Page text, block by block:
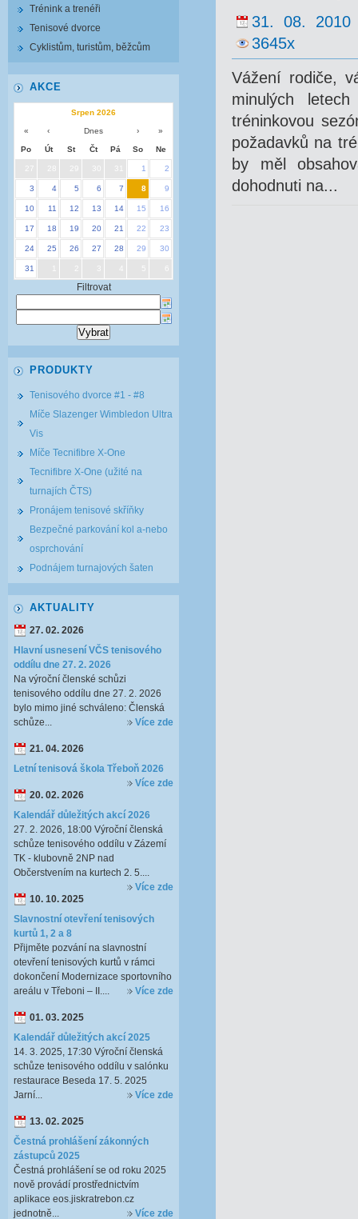
31. 08. 2010
3645x
Vážení rodiče,
minulých
tréninkovou
požadavků na
by měl
dohodnuti na...
Trénink a trenéři
Tenisové dvorce
Cyklistům, turistům, běžcům
AKCE
Srpen 2026
« ‹ Dnes › »
Po Út St Čt Pá So Ne
27 29 30 31 1 2
3 4 5 6 7 8 9
10 11 12 13 14 15 16
17 18 19 20 21 22 23
24 25 26 27 28 29 30
31 3 5
Filtrovat
PRODUKTY
Tenisového dvorce #1 - #8
Míče Slazenger Wimbledon Ultra
Vis
Míče Tecnifibre X-One
Tecnifibre X-One (užité na
turnajích ČTS)
Pronájem tenisové skříňky
Bezpečné parkování kol a-nebo
osprchování
Podnájem turnajových šaten
AKTUALITY
27. 02. 2026
Hlavní usnesení VČS tenisového
oddílu dne 27. 2. 2026
Na výroční členské schůzi
tenisového oddílu dne 27. 2. 2026
bylo mimo jiné schváleno: Členská
schůze...
Více zde
21. 04. 2026
Letní tenisová škola Třeboň 2026
Více zde
20. 02. 2026
Kalendář důležitých akcí 2026
27. 2. 2026, 18:00 Výroční členská
schůze tenisového oddílu v Zázemí
TK - klubovně 2NP nad
Občerstvením na kurtech 2. 5....
Více zde
10. 10. 2025
Slavnostní otevření tenisových
kurtů 1, 2 a 8
Přijměte pozvání na slavnostní
otevření tenisových kurtů v rámci
dokončení Modernizace sportovního
areálu v Třeboni – II....
Více zde
01. 03. 2025
Kalendář důležitých akcí 2025
14. 3. 2025, 17:30 Výroční členská
schůze tenisového oddílu v salónku
restaurace Beseda 17. 5. 2025
Jarní...
Více zde
13. 02. 2025
Čestná prohlášení zákonných
zástupců 2025
Čestná prohlášení se od roku 2025
nově provádí prostřednictvím
aplikace eos.jiskratrebon.cz
jednotně...
Více zde